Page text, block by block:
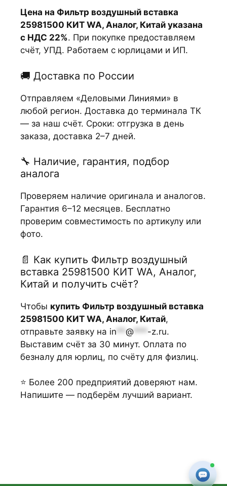
Цена на Фильтр воздушный вставка
25981500 КИТ WA, Аналог, Китай указана
с НДС 22%. При покупке предоставляем
счёт, УПД. Работаем с юрлицами и ИП.
🚚 Доставка по России
Отправляем «Деловыми Линиями» в
любой регион. Доставка до терминала ТК
— за наш счёт. Сроки: отгрузка в день
заказа, доставка 2–7 дней.
🔧 Наличие, гарантия, подбор
аналога
Проверяем наличие оригинала и аналогов.
Гарантия 6–12 месяцев. Бесплатно
проверим совместимость по артикулу или
фото.
📄 Как купить Фильтр воздушный
вставка 25981500 КИТ WA, Аналог,
Китай и получить счёт?
Чтобы купить Фильтр воздушный вставка
25981500 КИТ WA, Аналог, Китай,
отправьте заявку на in ** @ *** -z.ru.
Выставим счёт за 30 минут. Оплата по
безналу для юрлиц, по счёту для физлиц.
⭐ Более 200 предприятий доверяют нам.
Напишите — подберём лучший вариант.